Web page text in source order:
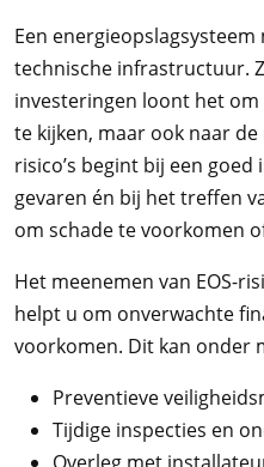
Een
technische infrastructuur.
investeringen loont het
te kijken, maar ook naar de
risico’s begint bij een
gevaren én bij het treffen
om schade te voorkomen
Het meenemen van EOS-
helpt u om onverwachte
voorkomen. Dit kan onder
Preventieve
Tijdige inspecties en